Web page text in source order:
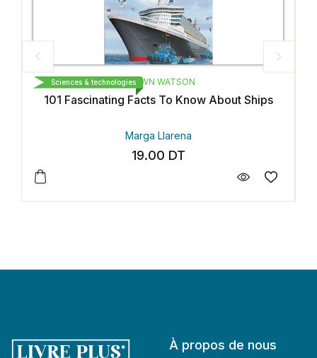
BROWN WATSON
101 Fascinating Facts To Know About Ships
Marga Llarena
19.00 DT
Sciences & technologies
À propos de nous